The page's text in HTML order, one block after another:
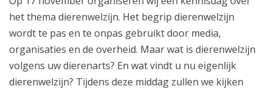
het thema dierenwelzijn. Het begrip dierenwelzijn
wordt te pas en te onpas gebruikt door media,
organisaties en de overheid. Maar wat is dierenwelzijn
volgens uw dierenarts? En wat vindt u nu eigenlijk
dierenwelzijn? Tijdens deze middag zullen we kijken